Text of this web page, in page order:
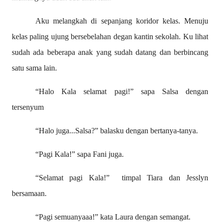
Aku melangkah di sepanjang koridor kelas. Menuju
kelas paling ujung bersebelahan degan kantin sekolah. Ku lihat
sudah ada beberapa anak yang sudah datang dan berbincang
satu sama lain.
“Halo Kala selamat pagi!” sapa Salsa dengan
tersenyum
“Halo juga...Salsa?” balasku dengan bertanya-tanya.
“Pagi Kala!” sapa Fani juga.
“Selamat pagi Kala!”
timpal Tiara dan Jesslyn
bersamaan.
“Pagi semuanyaaa!” kata Laura dengan semangat.